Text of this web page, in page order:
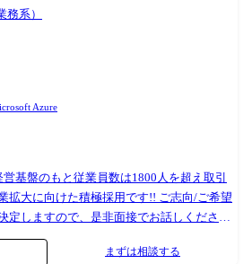
系）
Azure
向けた積極採用です!! ご志向/ご希望
定しますので、是非面接でお話しください!
キャリア、金融、流通、官公庁 等 ●設
、Unix ツール・機器：Windows Server、
まずは相談する